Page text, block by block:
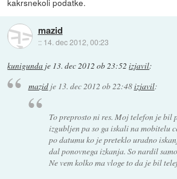
kakrsnekoli podatke.
mazid
:: 14. dec 2012, 00:23
kunigunda je 13. dec 2012 ob 23:52 izjavil:
mazidje 13. dec 2012 ob 22:48izjavil:
To preprosto ni res. Moj telefon je bil
izgubljen pa so ga iskali na mobitelu
po datumu ko je preteklo uradno
dal ponovnega izkanja. So nardil
Ne vem kolko ma vloge to da je bil